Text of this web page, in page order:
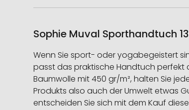
Sophie Muval Sporthandtuch
Wenn Sie sport- oder yogabegeistert
passt das praktische Handtuch perfekt
Baumwolle mit 450 gr/m², halten Sie
Produkts also auch der Umwelt etwas
entscheiden Sie sich mit dem Kauf